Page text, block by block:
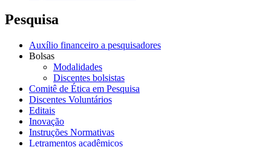
Pesquisa
Auxílio financeiro a pesquisadores
Bolsas
Modalidades
Discentes bolsistas
Comitê de Ética em Pesquisa
Discentes Voluntários
Editais
Inovação
Instruções Normativas
Letramentos acadêmicos